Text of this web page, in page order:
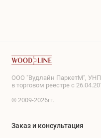
ООО "Вудлайн ПаркетМ", УНП
в торговом реестре с
© 2009-2026гг.
Заказ и консультация